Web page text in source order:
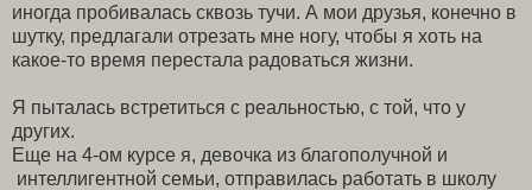
иногда пробивалась сквозь тучи. А мои друзья, конечно в
шутку, предлагали отрезать мне ногу, чтобы я хоть на
какое-то время перестала радоваться жизни.
Я пыталась встретиться с реальностью, с той, что у
других.
Еще на 4-ом курсе я, девочка из благополучной и
интеллигентной семьи, отправилась работать в школу